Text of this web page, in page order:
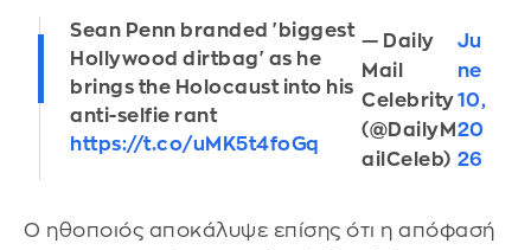
Sean Penn branded 'biggest
Hollywood dirtbag' as he
brings the Holocaust into his
anti-selfie rant
https://t.co/uMK5t4foGq
— Daily
Mail
Celebrity
(@DailyM
ailCeleb)
Ju
ne
10,
20
26
Ο ηθοποιός αποκάλυψε επίσης ότι η απόφασή